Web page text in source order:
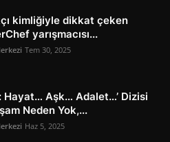
kimliğiyle dikkat çeken
yarışmacısı...
Tem 30, 2025
Hayat… Aşk… Adalet…’ Dizisi
Neden Yok,...
Haz 5, 2025